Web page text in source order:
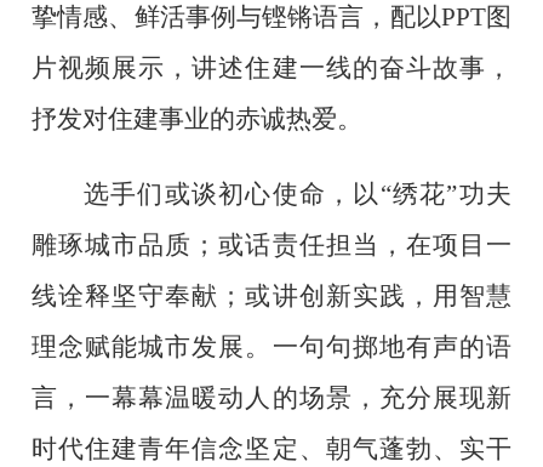
挚情感、鲜活事例与铿锵语言， 配以PPT图
片视频展示，讲述住建一线的奋斗故事，
抒发对住建事业的赤诚热爱。
选手们或谈初心使命，以“绣花”功夫
雕琢城市品质；或话责任担当，在项目一
线诠释坚守奉献；或讲创新实践，用智慧
理念赋能城市发展。一句句掷地有声的语
言，一幕幕温暖动人的场景，充分展现新
时代住建青年信念坚定、朝气蓬勃、实干